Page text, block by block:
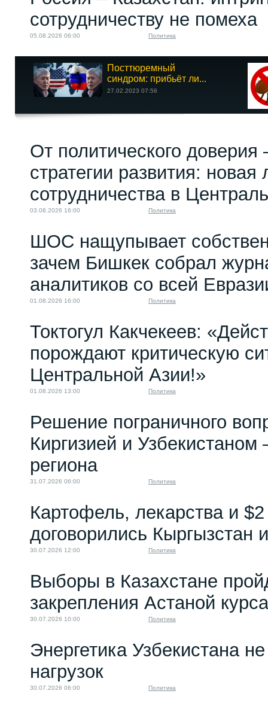
сотрудничеству не помеха
05.08.2026 06:00 Политика
Посттюремный
синдром: прибьёт ли...
27.02.2023 07:56
От политического
стратегии развития: новая
сотрудничества в
03.08.2026 16:00 Политика
ШОС нащупывает
зачем Бишкек собрал
аналитиков со всей
01.08.2026 16:00 Политика
Токтогул Какчекеев:
порождают критическую
Центральной Азии!»
01.08.2026 13:00 Политика
Решение пограничного
Киргизией и Узбекистаном
региона
31.07.2026 06:00 Политика
Картофель, лекарства и
договорились Кыргызстан
30.07.2026 12:00 Политика
Выборы в Казахстане
закрепления Астаной
30.07.2026 10:00 Политика
Энергетика Узбекистана
нагрузок
30.07.2026 06:00 Политика